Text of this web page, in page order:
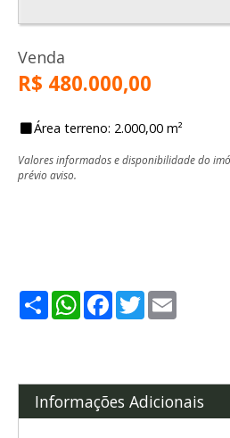
Venda
R$ 480.000,00
Área terreno: 2.000,00 m²
Valores informados e disponibilidade do
prévio aviso.
ShareWhatsApp
Facebook
Twitter
Informações Adicionais